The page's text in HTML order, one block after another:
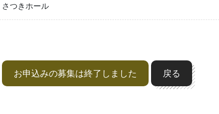
さつきホール
お申込みの募集は終了しました 戻る